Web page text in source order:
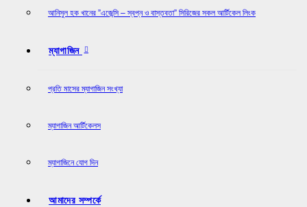
আনিসুল হক খানের ”এজেন্সি – স্বপ্ন ও বাস্তবতা” সিরিজের সকল আর্টিকেল লিংক
ম্যাগাজিন
প্রতি মাসের ম্যাগাজিন সংখ্যা
ম্যাগাজিন আর্টিকেলস
ম্যাগাজিনে যোগ দিন
আমাদের সম্পর্কে